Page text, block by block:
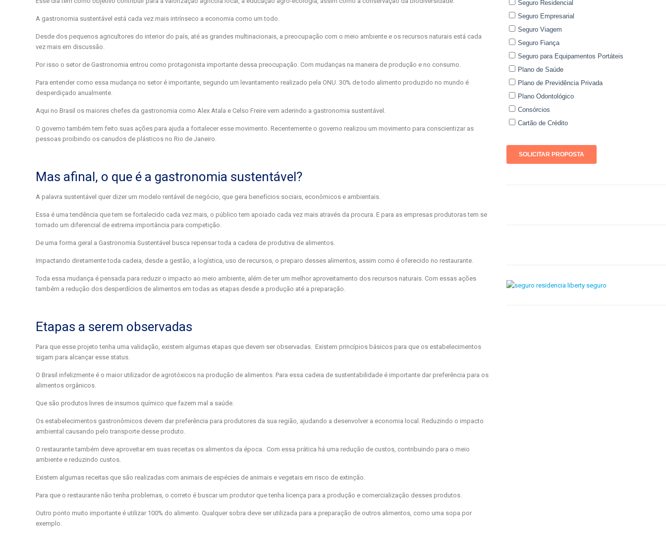
A gastronomia sustentável está cada vez mais intrínseco a economia como um todo.
Desde dos pequenos agricultores do interior do país, até as grandes multinacionais, a preocupação com o meio ambiente e os recursos naturais está cada
vez mais em discussão.
Por isso o setor de Gastronomia entrou como protagonista importante dessa preocupação. Com mudanças na maneira de produção e no consumo.
Para entender como essa mudança no setor é importante, segundo um levantamento realizado pela ONU. 30% de todo alimento produzido no mundo é
desperdiçado anualmente.
Aqui no Brasil os maiores chefes da gastronomia como Alex Atala e Celso Freire vem aderindo a gastronomia sustentável.
O governo também tem feito suas ações para ajuda a fortalecer esse movimento. Recentemente o governo realizou um movimento para conscientizar as
pessoas proibindo os canudos de plásticos no Rio de Janeiro.
Mas afinal, o que é a gastronomia sustentável?
A palavra sustentável quer dizer um modelo rentável de negócio, que gera benefícios sociais, econômicos e ambientais.
Essa é uma tendência que tem se fortalecido cada vez mais, o público tem apoiado cada vez mais através da procura. E para as empresas produtoras tem se
tornado um diferencial de extrema importância para competição.
De uma forma geral a Gastronomia Sustentável busca repensar toda a cadeia de produtiva de alimentos.
Impactando diretamente toda cadeia, desde a gestão, a logística, uso de recursos, o preparo desses alimentos, assim como é oferecido no restaurante.
Toda essa mudança é pensada para reduzir o impacto ao meio ambiente, além de ter um melhor aproveitamento dos recursos naturais. Com essas ações
também a redução dos desperdícios de alimentos em todas as etapas desde a produção até a preparação.
Etapas a serem observadas
Para que esse projeto tenha uma validação, existem algumas etapas que devem ser observadas. Existem princípios básicos para que os estabelecimentos
sigam para alcançar esse status.
O Brasil infelizmente é o maior utilizador de agrotóxicos na produção de alimentos. Para essa cadeia de sustentabilidade é importante dar preferência para os
alimentos orgânicos.
Que são produtos livres de insumos químico que fazem mal a saúde.
Os estabelecimentos gastronômicos devem dar preferência para produtores da sua região, ajudando a desenvolver a economia local. Reduzindo o impacto
ambiental causando pelo transporte desse produto.
O restaurante também deve aproveitar em suas receitas os alimentos da época. Com essa prática há uma redução de custos, contribuindo para o meio
ambiente e reduzindo custos.
Existem algumas receitas que são realizadas com animais de espécies de animais e vegetais em risco de extinção.
Para que o restaurante não tenha problemas, o correto é buscar um produtor que tenha licença para a produção e comercialização desses produtos.
Outro ponto muito importante é utilizar 100% do alimento. Qualquer sobra deve ser utilizada para a preparação de outros alimentos, como uma sopa por
exemplo.